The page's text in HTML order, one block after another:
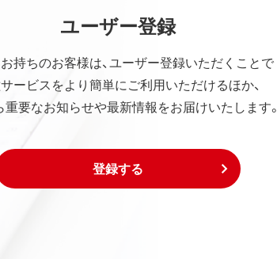
ユーザー登録
持ちのお客様は、ユーザー登録いただくことで
ービスをより簡単にご利用いただけるほか、
重要なお知らせや最新情報をお届けいたします。
登録する